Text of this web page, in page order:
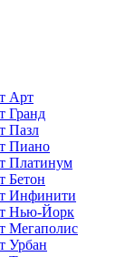
Арт
Гранд
Пазл
Пиано
Платинум
Бетон
Инфинити
Нью-Йорк
Мегаполис
Урбан